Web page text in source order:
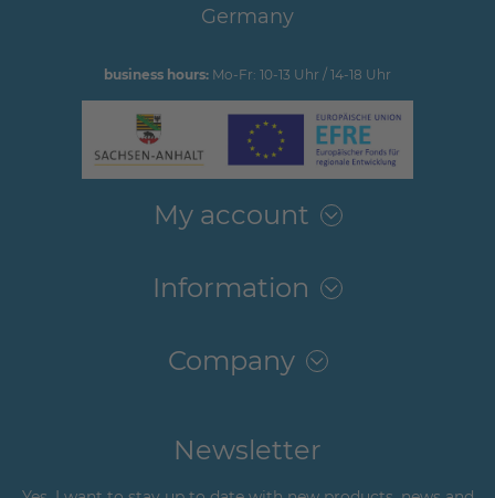
Germany
business hours: Mo-Fr: 10-13 Uhr / 14-18 Uhr
My account
Information
Company
Newsletter